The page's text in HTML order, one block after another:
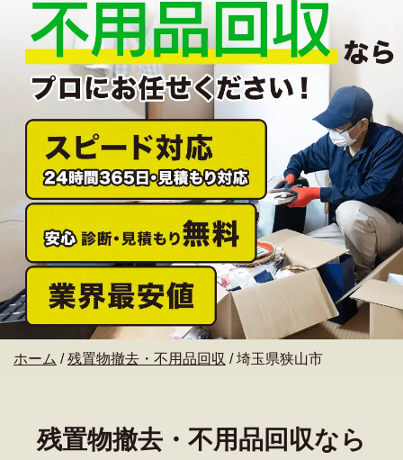
ホーム /残置物撤去・不用品回収 /埼玉県狭山市
残置物撤去・不用品回収なら